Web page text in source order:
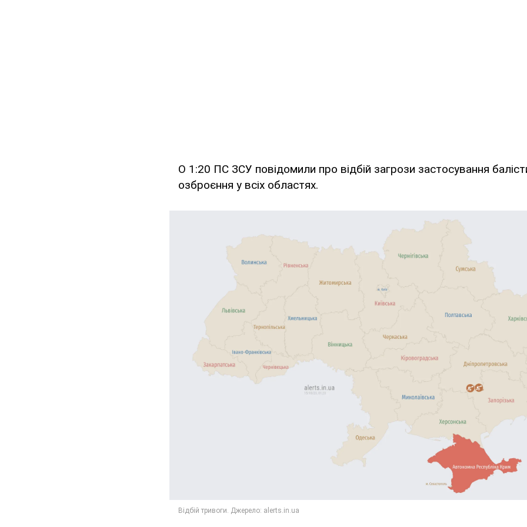
О 1:20 ПС ЗСУ повідомили про відбій загрози застосування
озброєння у всіх областях.